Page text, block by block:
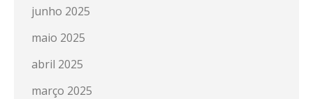
junho 2025
maio 2025
abril 2025
março 2025